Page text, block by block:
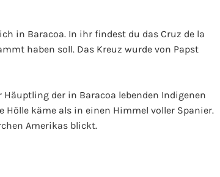
in Baracoa. In ihr findest du das Cruz de la
haben soll. Das Kreuz wurde von Papst
Häuptling der in Baracoa lebenden Indigenen
käme als in einen Himmel voller Spanier.
Amerikas blickt.